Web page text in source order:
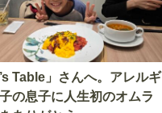
レルギ
の息子に人生初のオムラ